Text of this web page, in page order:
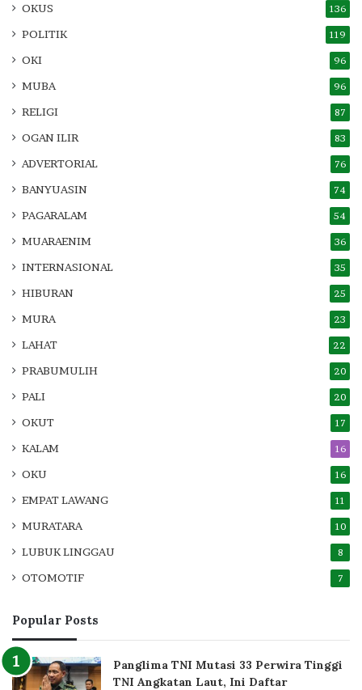
OKUS 136
POLITIK 119
OKI 96
MUBA 96
RELIGI 87
OGAN ILIR 83
ADVERTORIAL 76
BANYUASIN 74
PAGARALAM 54
MUARAENIM 36
INTERNASIONAL 35
HIBURAN 25
MURA 23
LAHAT 22
PRABUMULIH 20
PALI 20
OKUT 17
KALAM 16
OKU 16
EMPAT LAWANG 11
MURATARA 10
LUBUK LINGGAU 8
OTOMOTIF 7
Popular Posts
Panglima TNI Mutasi 33 Perwira Tinggi
TNI Angkatan Laut, Ini Daftar